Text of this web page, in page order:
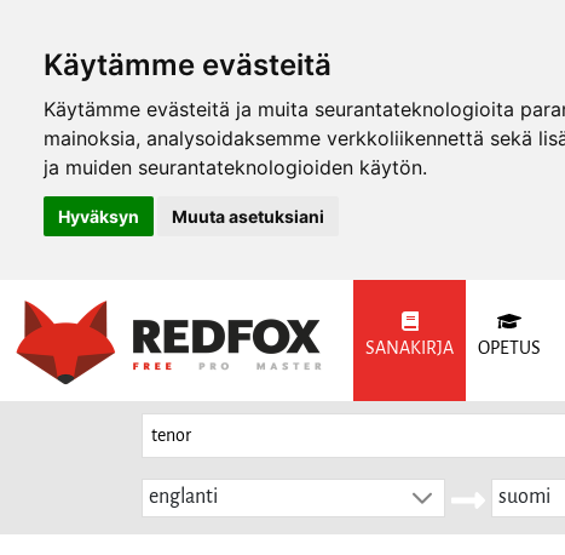
Käytämme evästeitä
Käytämme evästeitä ja muita seurantateknologioita
mainoksia, analysoidaksemme verkkoliikennettä sekä
ja muiden seurantateknologioiden käytön.
Hyväksyn Muuta asetuksiani
SANAKIRJA OPETUS
englanti suomi